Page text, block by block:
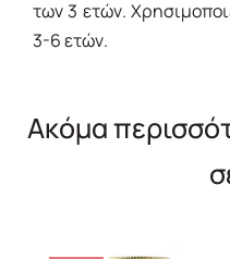
των 3 ετών.
3-6 ετών.
Ακόμα